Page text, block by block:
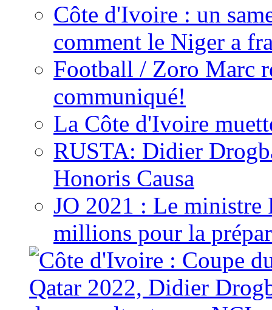
Côte d'Ivoire : un
comment le Niger a
Football / Zoro Marc
communiqué!
La Côte d'Ivoire
RUSTA: Didier
Honoris Causa
JO 2021 : Le ministre
millions pour la